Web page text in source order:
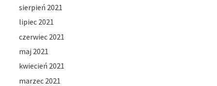
sierpień 2021
lipiec 2021
czerwiec 2021
maj 2021
kwiecień 2021
marzec 2021